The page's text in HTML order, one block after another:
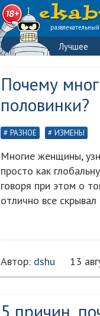
Лучшее
Почему
половинки?
РАЗНОЕ ИЗМЕНЫ
Многие женщины,
просто как
говоря при этом о
отлично все
Автор: dshu 13
5 причин,